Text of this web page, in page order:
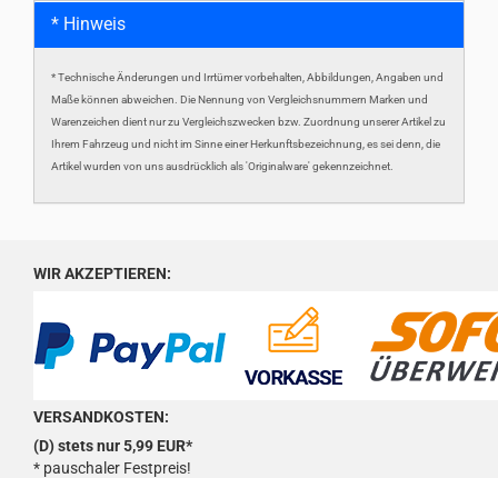
* Hinweis
* Technische Änderungen und Irrtümer vorbehalten, Abbildungen, Angaben und
Maße können abweichen. Die Nennung von Vergleichsnummern Marken und
Warenzeichen dient nur zu Vergleichszwecken bzw. Zuordnung unserer Artikel zu
Ihrem Fahrzeug und nicht im Sinne einer Herkunftsbezeichnung, es sei denn, die
Artikel wurden von uns ausdrücklich als 'Originalware' gekennzeichnet.
WIR AKZEPTIEREN:
VERSANDKOSTEN:
(D) stets nur 5,99 EUR*
* pauschaler Festpreis!